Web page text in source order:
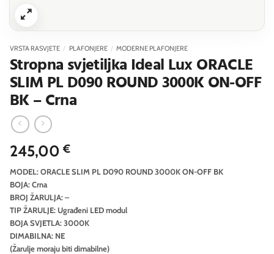
VRSTA RASVJETE / PLAFONJERE / MODERNE PLAFONJERE
Stropna svjetiljka Ideal Lux ORACLE
SLIM PL D090 ROUND 3000K ON-OFF
BK – Crna
245,00€
MODEL: ORACLE SLIM PL D090 ROUND 3000K ON-OFF BK
BOJA: Crna
BROJ ŽARULJA: –
TIP ŽARULJE: Ugrađeni LED modul
BOJA SVJETLA: 3000K
DIMABILNA: NE
(Žarulje moraju biti dimabilne)